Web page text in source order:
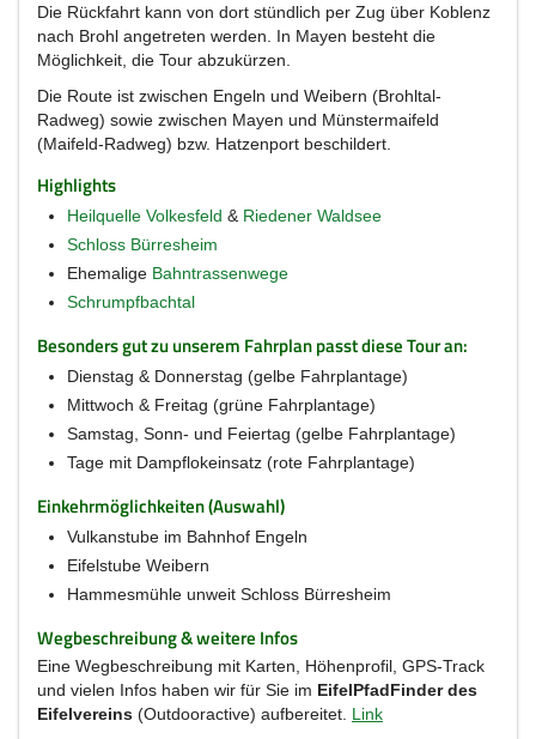
Die Rückfahrt kann von dort stündlich per Zug über Koblenz
nach Brohl angetreten werden. In Mayen besteht die
Möglichkeit, die Tour abzukürzen.
Die Route ist zwischen Engeln und Weibern (Brohltal-
Radweg) sowie zwischen Mayen und Münstermaifeld
(Maifeld-Radweg) bzw. Hatzenport beschildert.
Highlights
Heilquelle Volkesfeld & Riedener Waldsee
Schloss Bürresheim
Ehemalige Bahntrassenwege
Schrumpfbachtal
Besonders gut zu unserem Fahrplan passt diese Tour an:
Dienstag & Donnerstag (gelbe Fahrplantage)
Mittwoch & Freitag (grüne Fahrplantage)
Samstag, Sonn- und Feiertag (gelbe Fahrplantage)
Tage mit Dampflokeinsatz (rote Fahrplantage)
Einkehrmöglichkeiten (Auswahl)
Vulkanstube im Bahnhof Engeln
Eifelstube Weibern
Hammesmühle unweit Schloss Bürresheim
Wegbeschreibung & weitere Infos
Eine Wegbeschreibung mit Karten, Höhenprofil, GPS-Track
und vielen Infos haben wir für Sie im EifelPfadFinder des
Eifelvereins (Outdooractive) aufbereitet. Link